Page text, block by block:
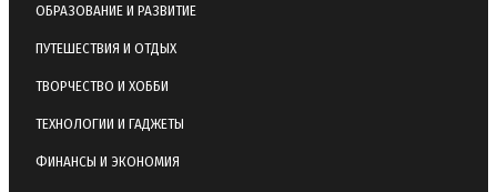
ОБРАЗОВАНИЕ И РАЗВИТИЕ
ПУТЕШЕСТВИЯ И ОТДЫХ
ТВОРЧЕСТВО И ХОББИ
ТЕХНОЛОГИИ И ГАДЖЕТЫ
ФИНАНСЫ И ЭКОНОМИЯ